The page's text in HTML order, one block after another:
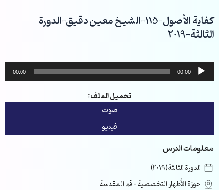
إلى
المحتوى
كفاية الأصول-115-الشيخ معين دقيق-الدورة
الثالثة-2019
مشغل
الصوت
00:00
00:00
تحميل الملف:
صوت
فيديو
معلومات الدرس
الدورة الثالثة(2019)
حوزة الأطهار التخصصية – قم المقدسة